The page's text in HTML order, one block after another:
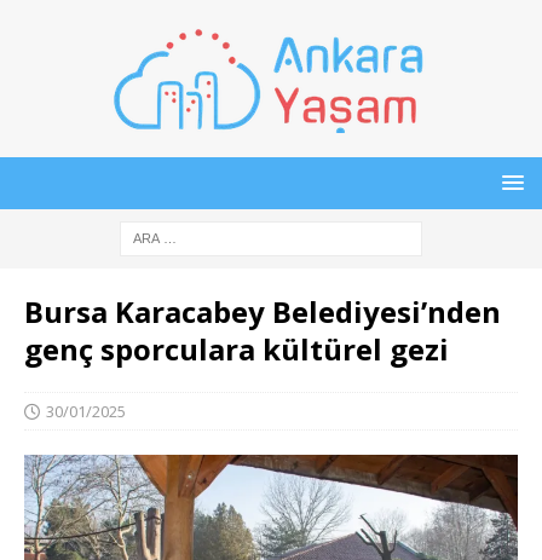
Bursa Karacabey Belediyesi’nden
genç sporculara kültürel gezi
30/01/2025